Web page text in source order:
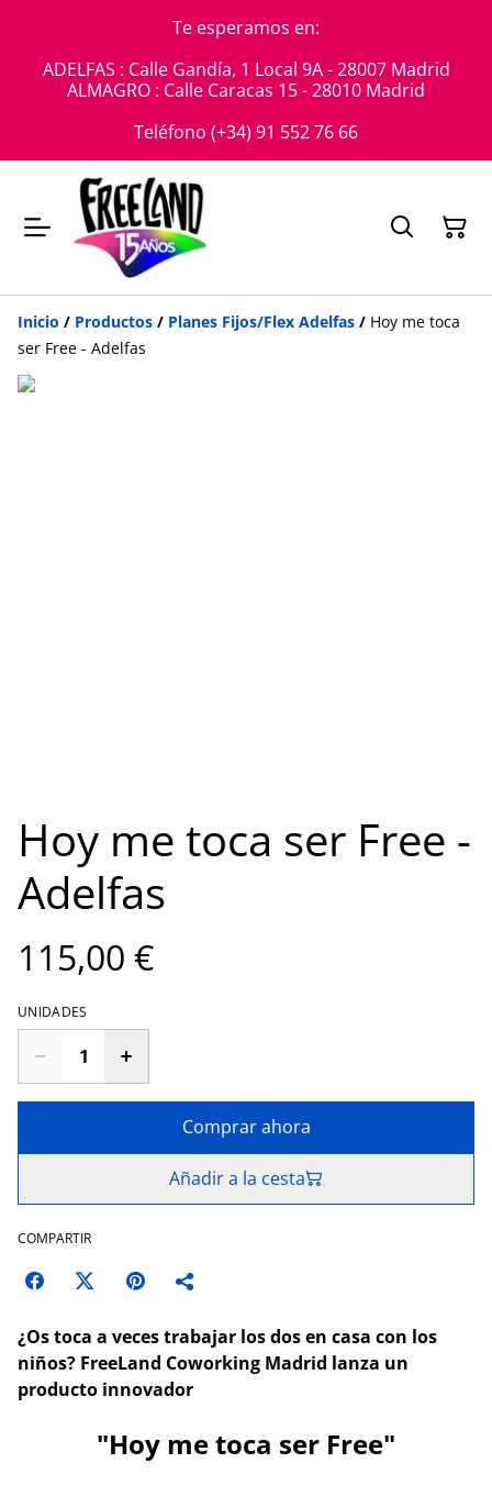
Te esperamos en:
ADELFAS : Calle Gandía, 1 Local 9A - 28007 Madrid
ALMAGRO : Calle Caracas 15 - 28010 Madrid
Teléfono (+34) 91 552 76 66
Inicio / Productos / Planes Fijos/Flex Adelfas / Hoy me toca
ser Free - Adelfas
Hoy me toca ser Free -
Adelfas
115,00 €
UNIDADES
Comprar ahora
Añadir a la cesta
COMPARTIR
¿Os toca a veces trabajar los dos en casa con los
niños? FreeLand Coworking Madrid lanza un
producto innovador
"Hoy me toca ser Free"